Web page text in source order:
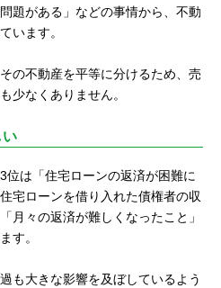
題がある」などの事情から、不動
います。
の不動産を平等に分けるため、売
少なくありません。
い
位は「住宅ローンの返済が困難に
宅ローンを借り入れた債権者の収
月々の返済が難しくなったこと」
す。
も大きな影響を及ぼしているよう